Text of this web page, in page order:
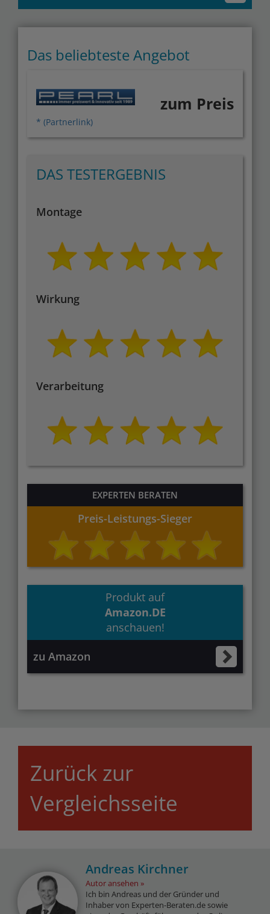
Das beliebteste Angebot
* (Partnerlink)
zum Preis
DAS TESTERGEBNIS
Montage
Wirkung
Verarbeitung
EXPERTEN BERATEN
Preis-Leistungs-Sieger
Produkt auf
Amazon.DE
anschauen!
zu Amazon
Zurück zur
Vergleichsseite
Andreas Kirchner
Autor ansehen
Ich bin Andreas und der Gründer und
Inhaber von Experten-Beraten.de sowie